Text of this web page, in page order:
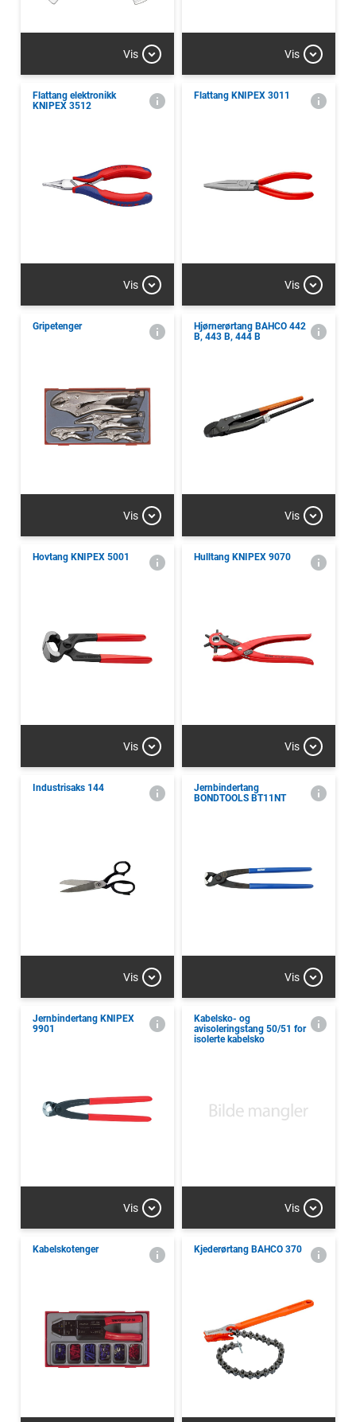
Vis Vis
Flattang elektronikk
KNIPEX 3512
Vis
Flattang KNIPEX 3011
Vis
Gripetenger
Vis
Hjørnerørtang BAHCO 442
B, 443 B, 444 B
Vis
Hovtang KNIPEX 5001
Vis
Hulltang KNIPEX 9070
Vis
Industrisaks 144
Vis
Jernbindertang
BONDTOOLS BT11NT
Vis
Jernbindertang KNIPEX
9901
Vis
Kabelsko- og
avisoleringstang 50/51 for
isolerte kabelsko
Vis
Kabelskotenger Kjederørtang BAHCO 370